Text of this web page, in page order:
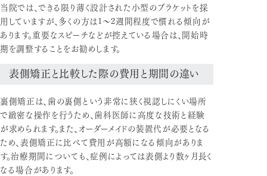
当院では、できる限り薄く設計された小型のブラケットを採
用していますが、多くの方は1〜2週間程度で慣れる傾向が
あります。重要なスピーチなどが控えている場合は、開始時
期を調整することをお勧めします。
表側矯正と比較した際の費用と期間の違い
裏側矯正は、歯の裏側という非常に狭く視認しにくい場所
で緻密な操作を行うため、歯科医師に高度な技術と経験
が求められます。また、オーダーメイドの装置代が必要となる
ため、表側矯正に比べて費用が高額になる傾向がありま
す。治療期間についても、症例によっては表側より数ヶ月長く
なる場合があります。